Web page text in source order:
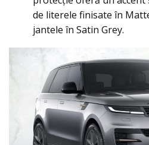
de literele finisate în
jantele în Satin Grey.